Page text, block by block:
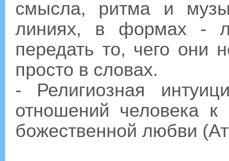
смысла, ритма и
линиях, в формах -
передать то, чего они
просто в словах.
- Религиозная
отношений человека к
божественной любви